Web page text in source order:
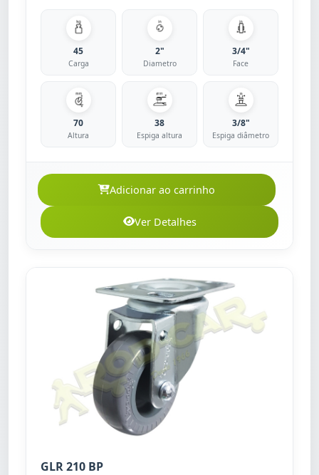
45
Carga
2"
Diametro
3/4"
Face
70
Altura
38
Espiga altura
3/8"
Espiga diâmetro
Adicionar ao carrinho
Ver Detalhes
GLR 210 BP